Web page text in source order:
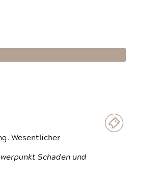
Wesentlicher
Schaden und